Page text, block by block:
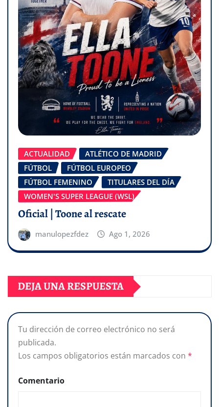
ACTUALIDAD
ATLÉTICO DE MADRID
FÚTBOL
FÚTBOL EUROPEO
FÚTBOL FEMENINO
TITULARES DEL DÍA
WOMEN'S SUPER LEAGUE (WSL)
Oficial | Toone al rescate
manulopezfdez Ago 1, 2026
DEJA UNA RESPUESTA
Tu dirección de correo electrónico no será
publicada.
Los campos obligatorios están marcados con *
Comentario